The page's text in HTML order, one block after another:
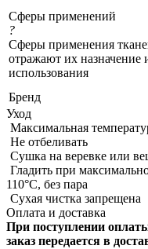
Сферы применений
?
Сферы применения
отражают их назначение
использования
Бренд
Уход
Максимальная
Не отбеливать
Сушка на веревке или
Гладить при
110°C, без пара
Сухая чистка запрещена
Оплата и доставка
При поступлении
заказ передается в